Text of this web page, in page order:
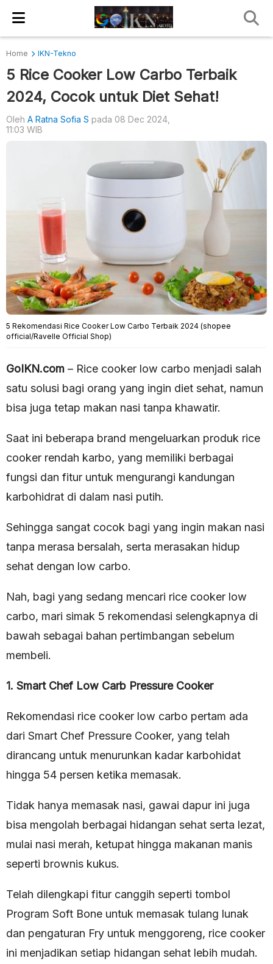
Home IKN-Tekno
5 Rice Cooker Low Carbo Terbaik
2024, Cocok untuk Diet Sehat!
Oleh A Ratna Sofia S pada 08 Dec 2024,
11:03 WIB
5 Rekomendasi Rice Cooker Low Carbo Terbaik 2024 (shopee
official/Ravelle Official Shop)
GoIKN.com – Rice cooker low carbo menjadi salah
satu solusi bagi orang yang ingin diet sehat, namun
bisa juga tetap makan nasi tanpa khawatir.
Saat ini beberapa brand mengeluarkan produk rice
cooker rendah karbo, yang memiliki berbagai
fungsi dan fitur untuk mengurangi kandungan
karbohidrat di dalam nasi putih.
Sehingga sangat cocok bagi yang ingin makan nasi
tanpa merasa bersalah, serta merasakan hidup
sehat dengan low carbo.
Nah, bagi yang sedang mencari rice cooker low
carbo, mari simak 5 rekomendasi selengkapnya di
bawah sebagai bahan pertimbangan sebelum
membeli.
1. Smart Chef Low Carb Pressure Cooker
Rekomendasi rice cooker low carbo pertam ada
dari Smart Chef Pressure Cooker, yang telah
dirancang untuk menurunkan kadar karbohidat
hingga 54 persen ketika memasak.
Tidak hanya memasak nasi, gawai dapur ini juga
bisa mengolah berbagai hidangan sehat serta lezat,
mulai nasi merah, ketupat hingga makanan manis
seperti brownis kukus.
Telah dilengkapi fitur canggih seperti tombol
Program Soft Bone untuk memasak tulang lunak
dan pengaturan Fry untuk menggoreng, rice cooker
ini menjadikan setiap hidangan sehat lebih mudah.